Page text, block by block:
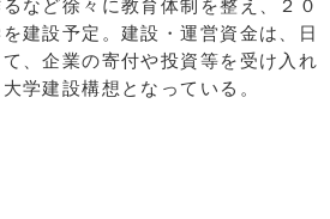
など徐々に教育体制を整え、２０
建設予定。建設・運営資金は、日
、企業の寄付や投資等を受け入れ
学建設構想となっている。